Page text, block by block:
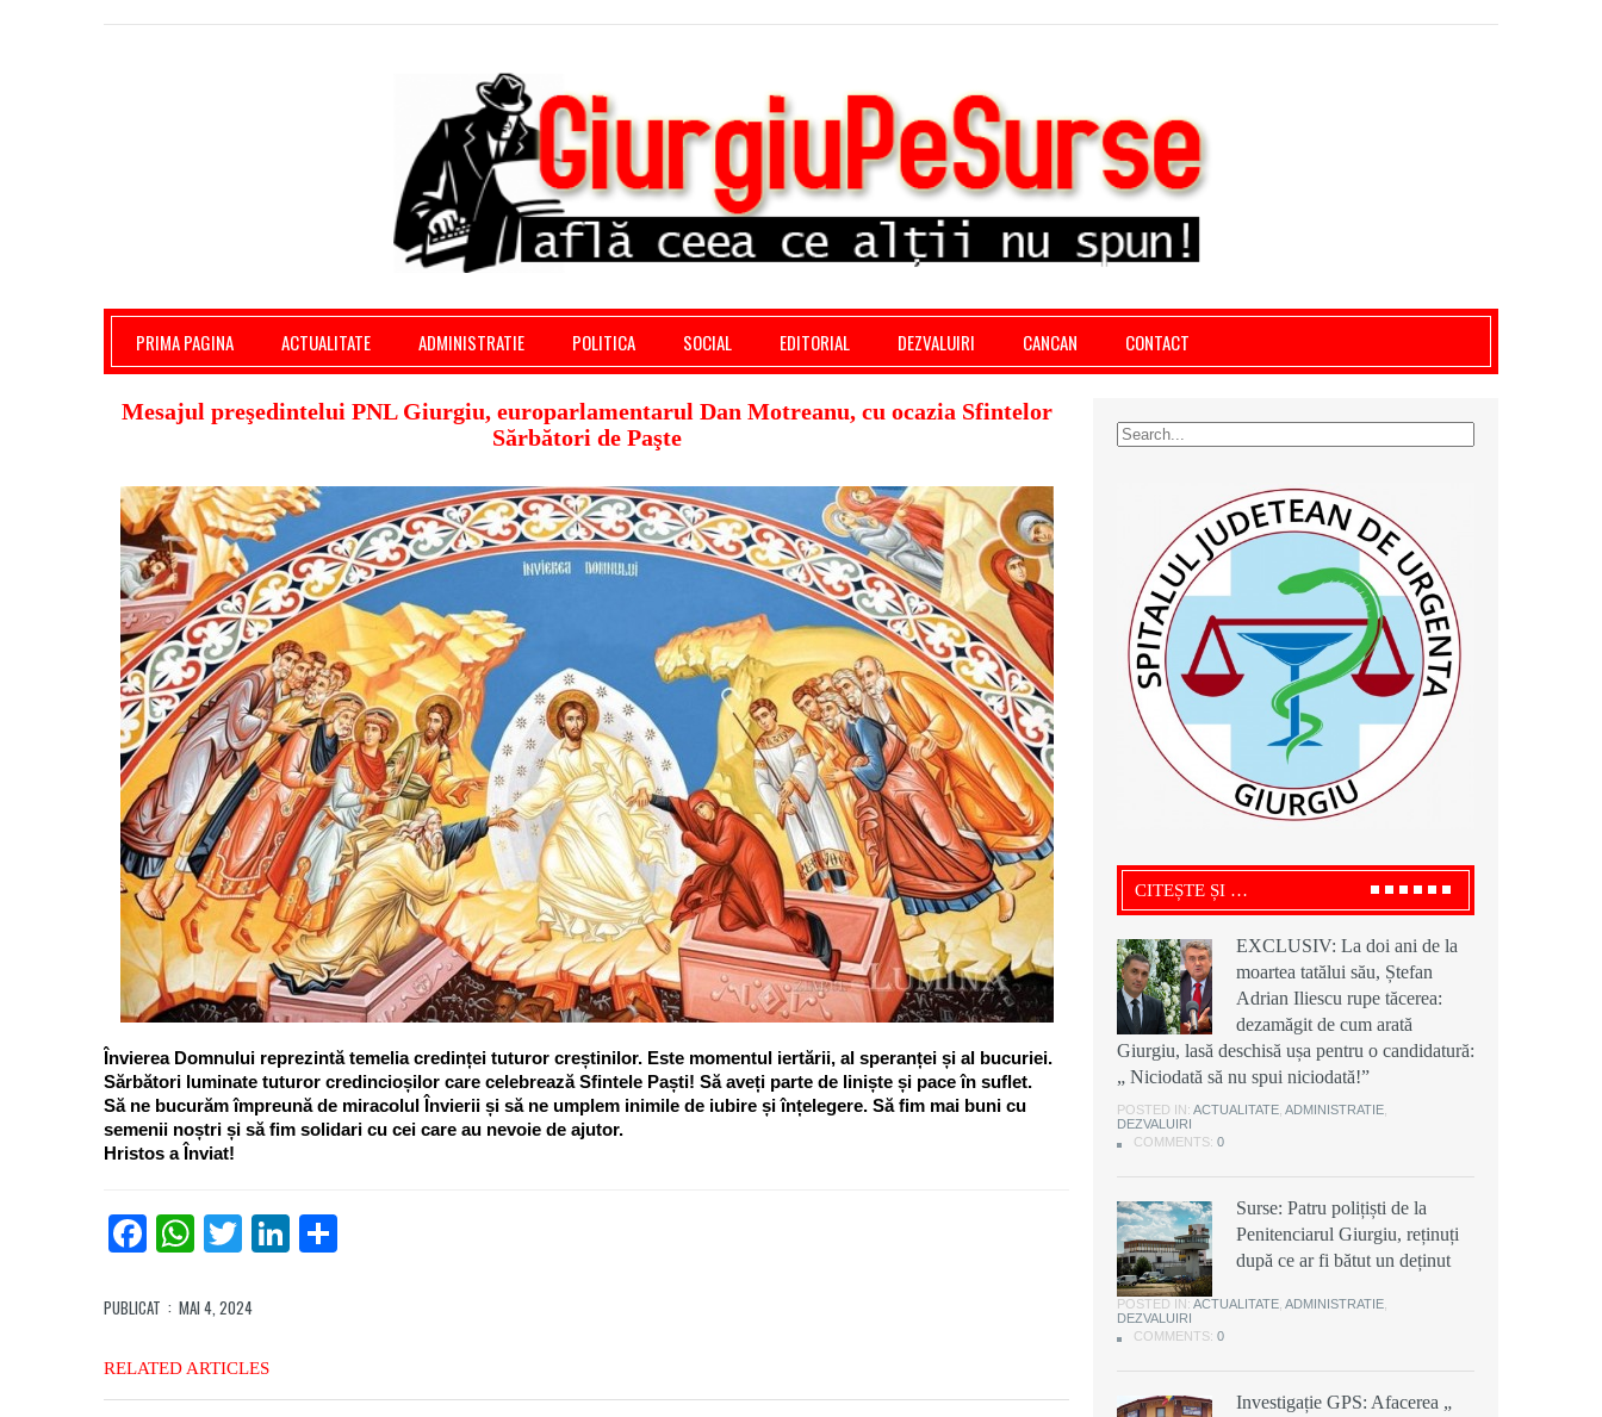
Giurgiu Pe Surse – actualitate giurgiu, administratie giurgiu, stiri politice, social economic, editoriale giurgiu, dezvaluiri, soc, cancan, stiri locale
PRIMA PAGINA
ACTUALITATE ADMINISTRATIE POLITICA SOCIAL EDITORIAL DEZVALUIRI CANCAN CONTACT
Mesajul preşedintelui PNL Giurgiu, europarlamentarul Dan Motreanu, cu ocazia Sfintelor
Sărbători de Paşte
Învierea Domnului reprezintă temelia credinței tuturor creștinilor. Este momentul iertării, al speranței și al bucuriei.
Sărbători luminate tuturor credincioșilor care celebrează Sfintele Paști! Să aveți parte de liniște și pace în suflet.
Să ne bucurăm împreună de miracolul Învierii și să ne umplem inimile de iubire și înțelegere. Să fim mai buni cu
semenii noștri și să fim solidari cu cei care au nevoie de ajutor.
Hristos a Înviat!
Facebook
WhatsApp
TwitterLinkedIn
PUBLICAT : MAI 4, 2024
RELATED ARTICLES
CITEȘTE ȘI …
EXCLUSIV: La doi ani de la
moartea tatălui său, Ștefan
Adrian Iliescu rupe tăcerea:
dezamăgit de cum arată
Giurgiu, lasă deschisă ușa pentru o candidatură:
„ Niciodată să nu spui niciodată!”
POSTED IN: ACTUALITATE ADMINISTRATIE
DEZVALUIRI
COMMENTS: 0
Surse: Patru polițiști de la
Penitenciarul Giurgiu, reținuți
după ce ar fi bătut un deținut
POSTED IN: ACTUALITATE ADMINISTRATIE
DEZVALUIRI
COMMENTS: 0
Investigație GPS: Afacerea „